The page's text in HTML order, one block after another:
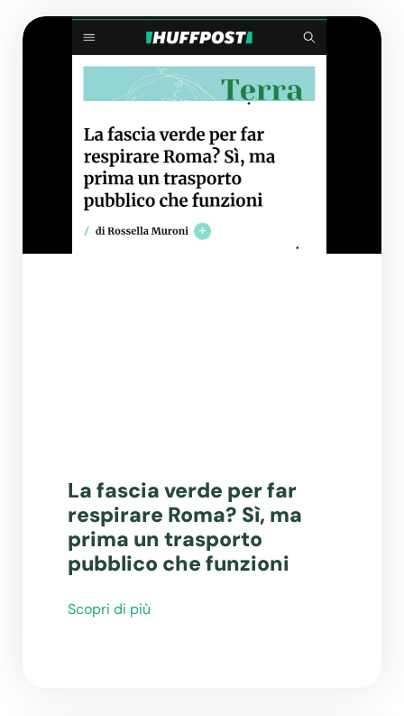
La fascia verde per far
respirare Roma? Sì, ma
prima un trasporto
pubblico che funzioni
Scopri di più